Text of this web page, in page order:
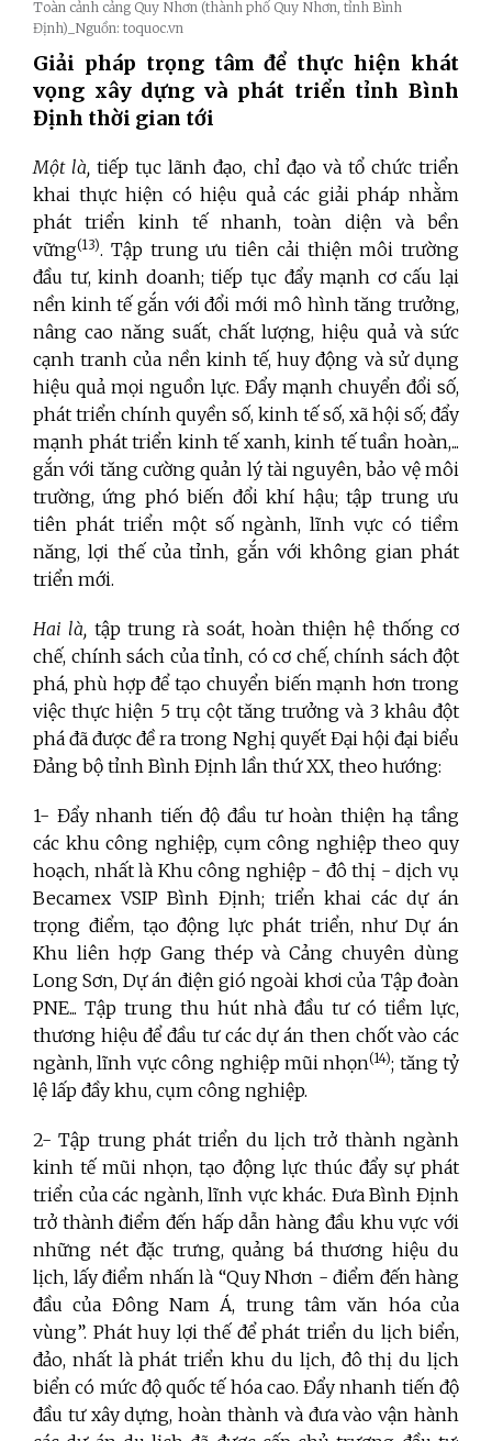
Toàn cảnh cảng Quy Nhơn (thành phố Quy Nhơn, tỉnh Bình
Định)_Nguồn: toquoc.vn
Giải pháp trọng tâm để thực hiện khát
vọng xây dựng và phát triển tỉnh Bình
Định thời gian tới
Một là, tiếp tục lãnh đạo, chỉ đạo và tổ chức triển
khai thực hiện có hiệu quả các giải pháp nhằm
phát triển kinh tế nhanh, toàn diện và bền
vững(13). Tập trung ưu tiên cải thiện môi trường
đầu tư, kinh doanh; tiếp tục đẩy mạnh cơ cấu lại
nền kinh tế gắn với đổi mới mô hình tăng trưởng,
nâng cao năng suất, chất lượng, hiệu quả và sức
cạnh tranh của nền kinh tế, huy động và sử dụng
hiệu quả mọi nguồn lực. Đẩy mạnh chuyển đổi số,
phát triển chính quyền số, kinh tế số, xã hội số; đẩy
mạnh phát triển kinh tế xanh, kinh tế tuần hoàn,...
gắn với tăng cường quản lý tài nguyên, bảo vệ môi
trường, ứng phó biến đổi khí hậu; tập trung ưu
tiên phát triển một số ngành, lĩnh vực có tiềm
năng, lợi thế của tỉnh, gắn với không gian phát
triển mới.
Hai là, tập trung rà soát, hoàn thiện hệ thống cơ
chế, chính sách của tỉnh, có cơ chế, chính sách đột
phá, phù hợp để tạo chuyển biến mạnh hơn trong
việc thực hiện 5 trụ cột tăng trưởng và 3 khâu đột
phá đã được đề ra trong Nghị quyết Đại hội đại biểu
Đảng bộ tỉnh Bình Định lần thứ XX, theo hướng:
1- Đẩy nhanh tiến độ đầu tư hoàn thiện hạ tầng
các khu công nghiệp, cụm công nghiệp theo quy
hoạch, nhất là Khu công nghiệp - đô thị - dịch vụ
Becamex VSIP Bình Định; triển khai các dự án
trọng điểm, tạo động lực phát triển, như Dự án
Khu liên hợp Gang thép và Cảng chuyên dùng
Long Sơn, Dự án điện gió ngoài khơi của Tập đoàn
PNE... Tập trung thu hút nhà đầu tư có tiềm lực,
thương hiệu để đầu tư các dự án then chốt vào các
ngành, lĩnh vực công nghiệp mũi nhọn(14); tăng tỷ
lệ lấp đầy khu, cụm công nghiệp.
2- Tập trung phát triển du lịch trở thành ngành
kinh tế mũi nhọn, tạo động lực thúc đẩy sự phát
triển của các ngành, lĩnh vực khác. Đưa Bình Định
trở thành điểm đến hấp dẫn hàng đầu khu vực với
những nét đặc trưng, quảng bá thương hiệu du
lịch, lấy điểm nhấn là “Quy Nhơn - điểm đến hàng
đầu của Đông Nam Á, trung tâm văn hóa của
vùng”. Phát huy lợi thế để phát triển du lịch biển,
đảo, nhất là phát triển khu du lịch, đô thị du lịch
biển có mức độ quốc tế hóa cao. Đẩy nhanh tiến độ
đầu tư xây dựng, hoàn thành và đưa vào vận hành